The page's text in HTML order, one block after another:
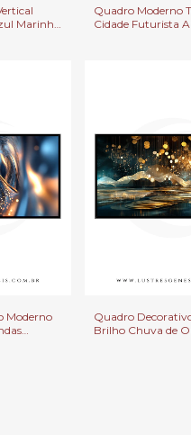
Marinho
Quadro Moderno
Cidade Futurista
Moderno
Quadro
Brilho Chuva de